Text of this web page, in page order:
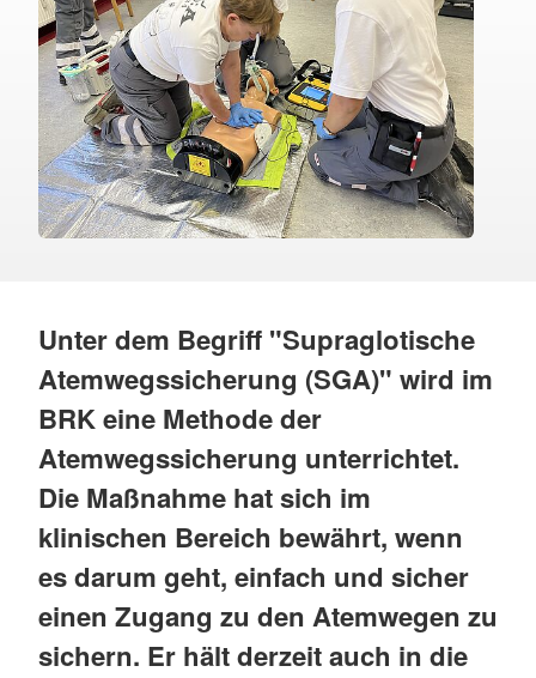
Unter dem Begriff "Supraglotische
Atemwegssicherung (SGA)" wird im
BRK eine Methode der
Atemwegssicherung unterrichtet.
Die Maßnahme hat sich im
klinischen Bereich bewährt, wenn
es darum geht, einfach und sicher
einen Zugang zu den Atemwegen zu
sichern. Er hält derzeit auch in die